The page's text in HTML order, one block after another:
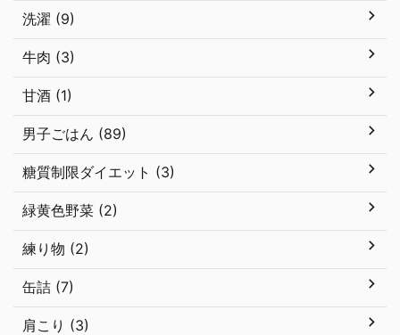
洗濯 (9)
牛肉 (3)
甘酒 (1)
男子ごはん (89)
糖質制限ダイエット (3)
緑黄色野菜 (2)
練り物 (2)
缶詰 (7)
肩こり (3)